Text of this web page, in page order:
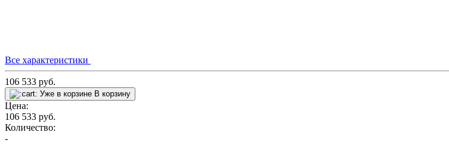
Все характеристики
106 533 руб.
Уже в корзине В корзину
Цена:
106 533 руб.
Количество:
-